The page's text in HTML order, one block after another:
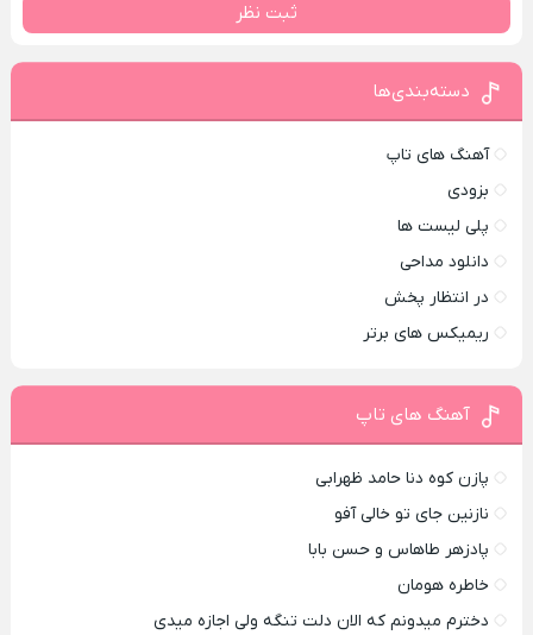
ثبت نظر
دسته‌بندی‌ها
آهنگ های تاپ
بزودی
پلی لیست ها
دانلود مداحی
در انتظار پخش
ریمیکس های برتر
آهنگ های تاپ
پازن کوه دنا حامد ظهرابی
نازنین جای تو خالی آفو
پادزهر طاهاس و حسن بابا
خاطره هومان
دخترم میدونم که الان دلت تنگه ولی اجازه میدی